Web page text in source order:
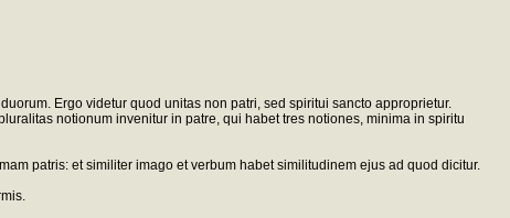
Ergo videtur quod unitas non patri, sed spiritui sancto approprietur.
notionum invenitur in patre, qui habet tres notiones, minima in spiritu
patris: et similiter imago et verbum habet similitudinem ejus ad quod dicitur.